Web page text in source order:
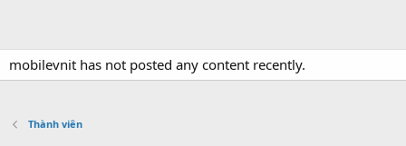
mobilevnit has not posted any content recently.
Thành viên